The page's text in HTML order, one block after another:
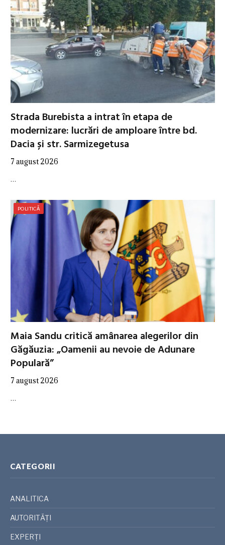
Strada Burebista a intrat în etapa de
modernizare: lucrări de amploare între bd.
Dacia și str. Sarmizegetusa
7 august 2026
…
POLITICĂ
Maia Sandu critică amânarea alegerilor din
Găgăuzia: „Oamenii au nevoie de Adunare
Populară”
7 august 2026
…
CATEGORII
ANALITICA
AUTORITĂȚI
EXPERȚI